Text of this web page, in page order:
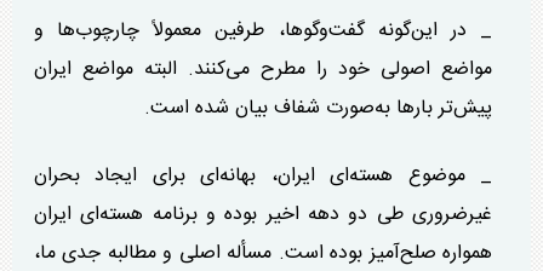
_ در این‌گونه گفت‌وگوها، طرفین معمولاً چارچوب‌ها و
مواضع اصولی خود را مطرح می‌کنند. البته مواضع ایران
پیش‌تر بار‌ها به‌صورت شفاف بیان شده است.
_ موضوع هسته‌ای ایران، بهانه‌ای برای ایجاد بحران
غیرضروری طی دو دهه اخیر بوده و برنامه هسته‌ای ایران
همواره صلح‌آمیز بوده است. مسأله اصلی و مطالبه جدی ما،